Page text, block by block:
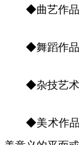
◆曲艺作品
◆舞蹈作品
◆杂技艺术
◆美术作